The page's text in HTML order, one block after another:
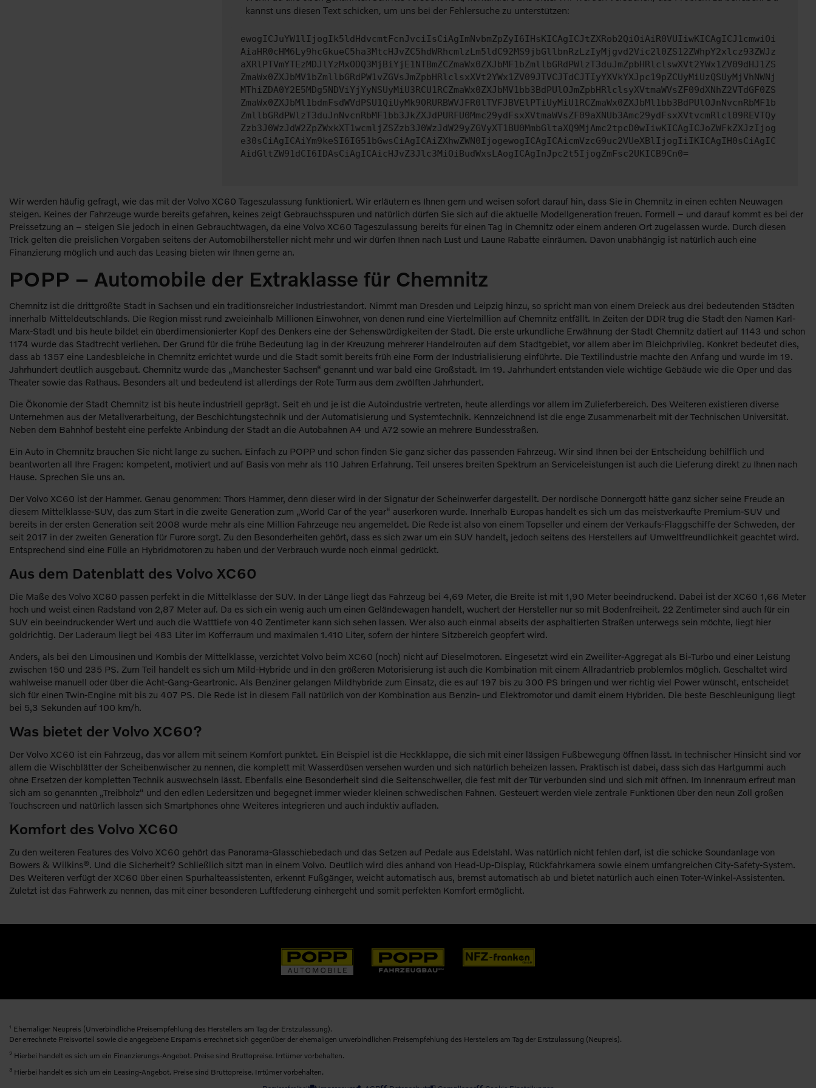
kannst uns diesen Text schicken, um uns bei der Fehlersuche zu unterstützen:
ewogICJuYW1lIjogIk5ldHdvcmtFcnJvciIsCiAgImNvbmZpZyI6IHsKICAgICJtZXRob2QiOiAiR0VUIiwKICAgICJ1cmwiOi
AiaHR0cHM6Ly9hcGkueC5ha3MtcHJvZC5hdWRhcmlzLm5ldC92MS9jbGllbnRzLzIyMjgvd2Vic2l0ZS12ZWhpY2xlcz93ZWJz
aXRlPTVmYTEzMDJlYzMxODQ3MjBiYjE1NTBmZCZmaWx0ZXJbMF1bZmllbGRdPWlzT3duJmZpbHRlclswXVt2YWx1ZV09dHJ1ZS
ZmaWx0ZXJbMV1bZmllbGRdPW1vZGVsJmZpbHRlclsxXVt2YWx1ZV09JTVCJTdCJTIyYXVkYXJpc19pZCUyMiUzQSUyMjVhNWNj
MThiZDA0Y2E5MDg5NDViYjYyNSUyMiU3RCU1RCZmaWx0ZXJbMV1bb3BdPUlOJmZpbHRlclsyXVtmaWVsZF09dXNhZ2VTdGF0ZS
ZmaWx0ZXJbMl1bdmFsdWVdPSU1QiUyMk9ORURBWVJFR0lTVFJBVElPTiUyMiU1RCZmaWx0ZXJbMl1bb3BdPUlOJnNvcnRbMF1b
ZmllbGRdPWlzT3duJnNvcnRbMF1bb3JkZXJdPURFU0Mmc29ydFsxXVtmaWVsZF09aXNUb3Amc29ydFsxXVtvcmRlcl09REVTQy
Zzb3J0WzJdW2ZpZWxkXT1wcmljZSZzb3J0WzJdW29yZGVyXT1BU0MmbGltaXQ9MjAmc2tpcD0wIiwKICAgICJoZWFkZXJzIjog
e30sCiAgICAiYm9keSI6IG51bGwsCiAgICAiZXhwZWN0IjogewogICAgICAicmVzcG9uc2VUeXBlIjogIiIKICAgIH0sCiAgIC
AidGltZW91dCI6IDAsCiAgICAicHJvZ3Jlc3MiOiBudWxsLAogICAgInJpc2t5IjogZmFsc2UKICB9Cn0=
Wir werden häufig gefragt, wie das mit der Volvo XC60 Tageszulassung funktioniert. Wir erläutern es Ihnen gern und weisen sofort darauf hin, dass Sie in Chemnitz in einen echten Neuwagen
steigen. Keines der Fahrzeuge wurde bereits gefahren, keines zeigt Gebrauchsspuren und natürlich dürfen Sie sich auf die aktuelle Modellgeneration freuen. Formell – und darauf kommt es bei der
Preissetzung an – steigen Sie jedoch in einen Gebrauchtwagen, da eine Volvo XC60 Tageszulassung bereits für einen Tag in Chemnitz oder einem anderen Ort zugelassen wurde. Durch diesen
Trick gelten die preislichen Vorgaben seitens der Automobilhersteller nicht mehr und wir dürfen Ihnen nach Lust und Laune Rabatte einräumen. Davon unabhängig ist natürlich auch eine
Finanzierung möglich und auch das Leasing bieten wir Ihnen gerne an.
POPP – Automobile der Extraklasse für Chemnitz
Chemnitz ist die drittgrößte Stadt in Sachsen und ein traditionsreicher Industriestandort. Nimmt man Dresden und Leipzig hinzu, so spricht man von einem Dreieck aus drei bedeutenden Städten
innerhalb Mitteldeutschlands. Die Region misst rund zweieinhalb Millionen Einwohner, von denen rund eine Viertelmillion auf Chemnitz entfällt. In Zeiten der DDR trug die Stadt den Namen Karl-
Marx-Stadt und bis heute bildet ein überdimensionierter Kopf des Denkers eine der Sehenswürdigkeiten der Stadt. Die erste urkundliche Erwähnung der Stadt Chemnitz datiert auf 1143 und schon
1174 wurde das Stadtrecht verliehen. Der Grund für die frühe Bedeutung lag in der Kreuzung mehrerer Handelrouten auf dem Stadtgebiet, vor allem aber im Bleichprivileg. Konkret bedeutet dies,
dass ab 1357 eine Landesbleiche in Chemnitz errichtet wurde und die Stadt somit bereits früh eine Form der Industrialisierung einführte. Die Textilindustrie machte den Anfang und wurde im 19.
Jahrhundert deutlich ausgebaut. Chemnitz wurde das „Manchester Sachsen“ genannt und war bald eine Großstadt. Im 19. Jahrhundert entstanden viele wichtige Gebäude wie die Oper und das
Theater sowie das Rathaus. Besonders alt und bedeutend ist allerdings der Rote Turm aus dem zwölften Jahrhundert.
Die Ökonomie der Stadt Chemnitz ist bis heute industriell geprägt. Seit eh und je ist die Autoindustrie vertreten, heute allerdings vor allem im Zulieferbereich. Des Weiteren existieren diverse
Unternehmen aus der Metallverarbeitung, der Beschichtungstechnik und der Automatisierung und Systemtechnik. Kennzeichnend ist die enge Zusammenarbeit mit der Technischen Universität.
Neben dem Bahnhof besteht eine perfekte Anbindung der Stadt an die Autobahnen A4 und A72 sowie an mehrere Bundesstraßen.
Ein Auto in Chemnitz brauchen Sie nicht lange zu suchen. Einfach zu POPP und schon finden Sie ganz sicher das passenden Fahrzeug. Wir sind Ihnen bei der Entscheidung behilflich und
beantworten all Ihre Fragen: kompetent, motiviert und auf Basis von mehr als 110 Jahren Erfahrung. Teil unseres breiten Spektrum an Serviceleistungen ist auch die Lieferung direkt zu Ihnen nach
Hause. Sprechen Sie uns an.
Der Volvo XC60 ist der Hammer. Genau genommen: Thors Hammer, denn dieser wird in der Signatur der Scheinwerfer dargestellt. Der nordische Donnergott hätte ganz sicher seine Freude an
diesem Mittelklasse-SUV, das zum Start in die zweite Generation zum „World Car of the year“ auserkoren wurde. Innerhalb Europas handelt es sich um das meistverkaufte Premium-SUV und
bereits in der ersten Generation seit 2008 wurde mehr als eine Million Fahrzeuge neu angemeldet. Die Rede ist also von einem Topseller und einem der Verkaufs-Flaggschiffe der Schweden, der
seit 2017 in der zweiten Generation für Furore sorgt. Zu den Besonderheiten gehört, dass es sich zwar um ein SUV handelt, jedoch seitens des Herstellers auf Umweltfreundlichkeit geachtet wird.
Entsprechend sind eine Fülle an Hybridmotoren zu haben und der Verbrauch wurde noch einmal gedrückt.
Aus dem Datenblatt des Volvo XC60
Die Maße des Volvo XC60 passen perfekt in die Mittelklasse der SUV. In der Länge liegt das Fahrzeug bei 4,69 Meter, die Breite ist mit 1,90 Meter beeindruckend. Dabei ist der XC60 1,66 Meter
hoch und weist einen Radstand von 2,87 Meter auf. Da es sich ein wenig auch um einen Geländewagen handelt, wuchert der Hersteller nur so mit Bodenfreiheit. 22 Zentimeter sind auch für ein
SUV ein beeindruckender Wert und auch die Watttiefe von 40 Zentimeter kann sich sehen lassen. Wer also auch einmal abseits der asphaltierten Straßen unterwegs sein möchte, liegt hier
goldrichtig. Der Laderaum liegt bei 483 Liter im Kofferraum und maximalen 1.410 Liter, sofern der hintere Sitzbereich geopfert wird.
Anders, als bei den Limousinen und Kombis der Mittelklasse, verzichtet Volvo beim XC60 (noch) nicht auf Dieselmotoren. Eingesetzt wird ein Zweiliter-Aggregat als Bi-Turbo und einer Leistung
zwischen 150 und 235 PS. Zum Teil handelt es sich um Mild-Hybride und in den größeren Motorisierung ist auch die Kombination mit einem Allradantrieb problemlos möglich. Geschaltet wird
wahlweise manuell oder über die Acht-Gang-Geartronic. Als Benziner gelangen Mildhybride zum Einsatz, die es auf 197 bis zu 300 PS bringen und wer richtig viel Power wünscht, entscheidet
sich für einen Twin-Engine mit bis zu 407 PS. Die Rede ist in diesem Fall natürlich von der Kombination aus Benzin- und Elektromotor und damit einem Hybriden. Die beste Beschleunigung liegt
bei 5,3 Sekunden auf 100 km/h.
Was bietet der Volvo XC60?
Der Volvo XC60 ist ein Fahrzeug, das vor allem mit seinem Komfort punktet. Ein Beispiel ist die Heckklappe, die sich mit einer lässigen Fußbewegung öffnen lässt. In technischer Hinsicht sind vor
allem die Wischblätter der Scheibenwischer zu nennen, die komplett mit Wasserdüsen versehen wurden und sich natürlich beheizen lassen. Praktisch ist dabei, dass sich das Hartgummi auch
ohne Ersetzen der kompletten Technik auswechseln lässt. Ebenfalls eine Besonderheit sind die Seitenschweller, die fest mit der Tür verbunden sind und sich mit öffnen. Im Innenraum erfreut man
sich am so genannten „Treibholz“ und den edlen Ledersitzen und begegnet immer wieder kleinen schwedischen Fahnen. Gesteuert werden viele zentrale Funktionen über den neun Zoll großen
Touchscreen und natürlich lassen sich Smartphones ohne Weiteres integrieren und auch induktiv aufladen.
Komfort des Volvo XC60
Zu den weiteren Features des Volvo XC60 gehört das Panorama-Glasschiebedach und das Setzen auf Pedale aus Edelstahl. Was natürlich nicht fehlen darf, ist die schicke Soundanlage von
Bowers & Wilkins®. Und die Sicherheit? Schließlich sitzt man in einem Volvo. Deutlich wird dies anhand von Head-Up-Display, Rückfahrkamera sowie einem umfangreichen City-Safety-System.
Des Weiteren verfügt der XC60 über einen Spurhalteassistenten, erkennt Fußgänger, weicht automatisch aus, bremst automatisch ab und bietet natürlich auch einen Toter-Winkel-Assistenten.
Zuletzt ist das Fahrwerk zu nennen, das mit einer besonderen Luftfederung einhergeht und somit perfekten Komfort ermöglicht.
1 Ehemaliger Neupreis (Unverbindliche Preisempfehlung des Herstellers am Tag der Erstzulassung).
Der errechnete Preisvorteil sowie die angegebene Ersparnis errechnet sich gegenüber der ehemaligen unverbindlichen Preisempfehlung des Herstellers am Tag der Erstzulassung (Neupreis).
2 Hierbei handelt es sich um ein Finanzierungs-Angebot. Preise sind Bruttopreise. Irrtümer vorbehalten.
3 Hierbei handelt es sich um ein Leasing-Angebot. Preise sind Bruttopreise. Irrtümer vorbehalten.